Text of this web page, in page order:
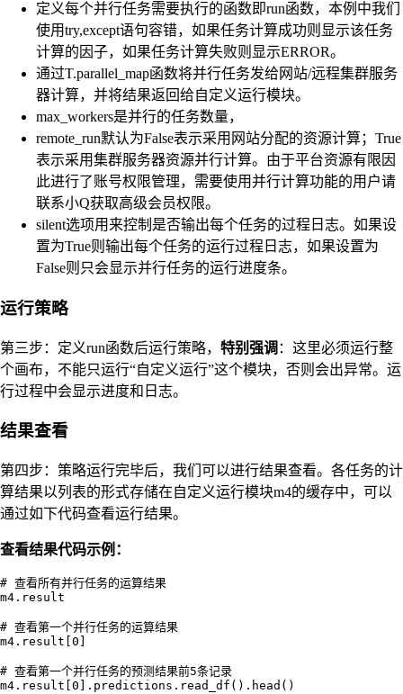
定义每个并行任务需要执行的函数即run函数，本例中我们
使用try,except语句容错，如果任务计算成功则显示该任务
计算的因子，如果任务计算失败则显示ERROR。
通过T.parallel_map函数将并行任务发给网站/远程集群服务
器计算，并将结果返回给自定义运行模块。
max_workers是并行的任务数量，
remote_run默认为False表示采用网站分配的资源计算；True
表示采用集群服务器资源并行计算。由于平台资源有限因
此进行了账号权限管理，需要使用并行计算功能的用户请
联系小Q获取高级会员权限。
silent选项用来控制是否输出每个任务的过程日志。如果设
置为True则输出每个任务的运行过程日志，如果设置为
False则只会显示并行任务的运行进度条。
运行策略
第三步：定义run函数后运行策略， 特别强调 ：这里必须运行整
个画布，不能只运行“自定义运行”这个模块，否则会出异常。运
行过程中会显示进度和日志。
结果查看
第四步：策略运行完毕后，我们可以进行结果查看。各任务的计
算结果以列表的形式存储在自定义运行模块m4的缓存中，可以
通过如下代码查看运行结果。
查看结果代码示例：
# 查看所有并行任务的运算结果
m4.result
# 查看第一个并行任务的运算结果
m4.result[0]
# 查看第一个并行任务的预测结果前5条记录
m4.result[0].predictions.read_df().head()